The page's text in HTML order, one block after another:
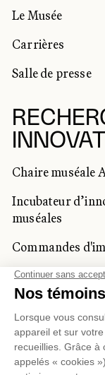
Le Musée
Carrières
Salle de presse
Chaire muséale
Incubateur
muséales
Commandes
Prix Lynne-
ET